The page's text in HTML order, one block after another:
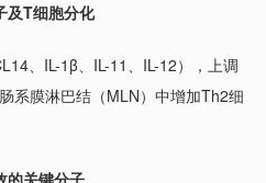
及T细胞分化
、IL-1β、IL-11、IL-12），上调
系膜淋巴结（MLN）中增加Th2细